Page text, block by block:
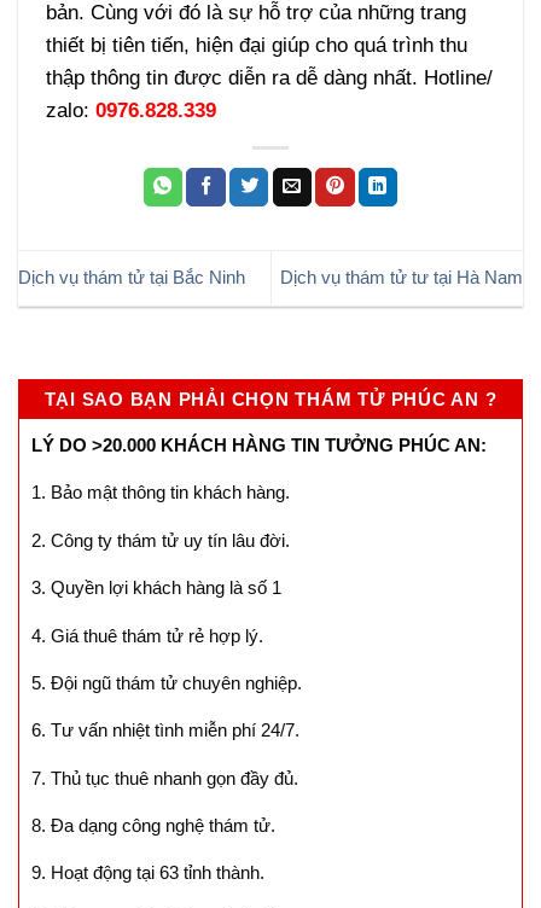
bản. Cùng với đó là sự hỗ trợ của những trang
thiết bị tiên tiến, hiện đại giúp cho quá trình thu
thập thông tin được diễn ra dễ dàng nhất. Hotline/
zalo:0976.828.339
Dịch vụ thám tử tại Bắc Ninh Dịch vụ thám tử tư tại Hà Nam
TẠI SAO BẠN PHẢI CHỌN THÁM TỬ PHÚC AN ?
LÝ DO >20.000 KHÁCH HÀNG TIN TƯỞNG PHÚC AN:
1. Bảo mật thông tin khách hàng.
2. Công ty thám tử uy tín lâu đời.
3. Quyền lợi khách hàng là số 1
4. Giá thuê thám tử rẻ hợp lý.
5. Đội ngũ thám tử chuyên nghiệp.
6. Tư vấn nhiệt tình miễn phí 24/7.
7. Thủ tục thuê nhanh gọn đầy đủ.
8. Đa dạng công nghệ thám tử.
9. Hoạt động tại 63 tỉnh thành.